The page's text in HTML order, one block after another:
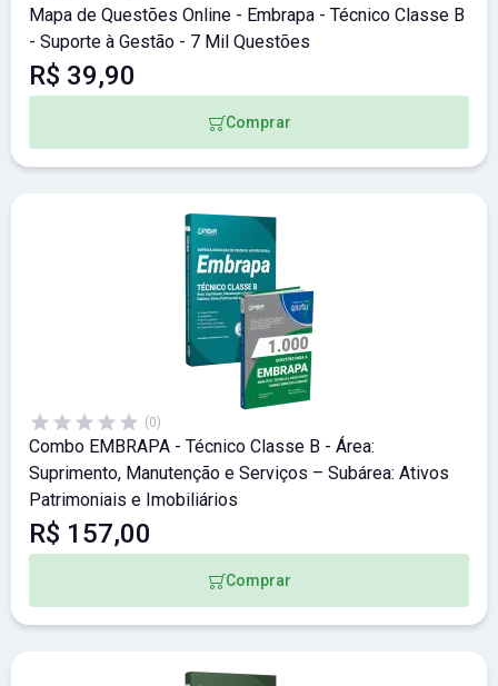
Mapa de Questões Online - Embrapa - Técnico Classe B
- Suporte à Gestão - 7 Mil Questões
R$ 39,90
Comprar
(0)
Combo EMBRAPA - Técnico Classe B - Área:
Suprimento, Manutenção e Serviços – Subárea: Ativos
Patrimoniais e Imobiliários
R$ 157,00
Comprar